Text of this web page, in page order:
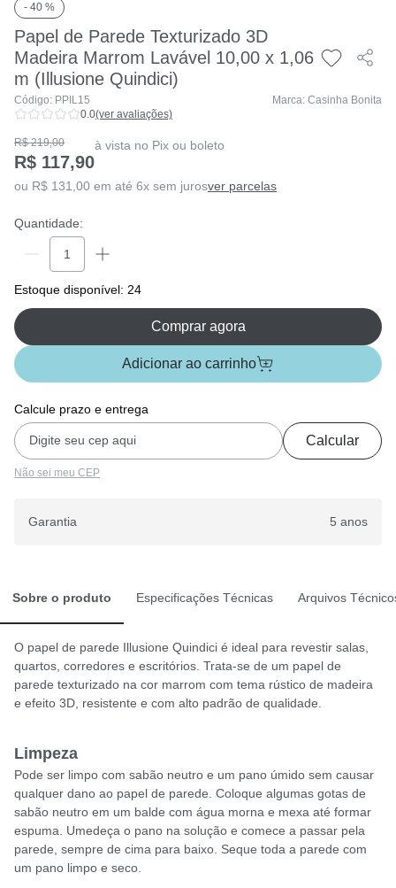
- 40 %
Papel de Parede Texturizado 3D
Madeira Marrom Lavável 10,00 x 1,06
m (Illusione Quindici)
Código: PPIL15
Marca: Casinha Bonita
0.0(ver avaliações)
R$ 219,00
R$ 117,90
à vista no Pix ou boleto
ou R$ 131,00 em até 6x sem jurosver parcelas
Quantidade:
Estoque disponível: 24
Comprar agora
Adicionar ao carrinho
Calcule prazo e entrega
Calcular
Não sei meu CEP
Garantia 5 anos
Sobre o produto Especificações Técnicas Arquivos
O papel de parede Illusione Quindici é ideal para revestir salas,
quartos, corredores e escritórios. Trata-se de um papel de
parede texturizado na cor marrom com tema rústico de madeira
e efeito 3D, resistente e com alto padrão de qualidade.
Limpeza
Pode ser limpo com sabão neutro e um pano úmido sem causar
qualquer dano ao papel de parede. Coloque algumas gotas de
sabão neutro em um balde com água morna e mexa até formar
espuma. Umedeça o pano na solução e comece a passar pela
parede, sempre de cima para baixo. Seque toda a parede com
um pano limpo e seco.